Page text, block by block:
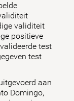
validiteit
positieve
test
test
aan
Domingo,